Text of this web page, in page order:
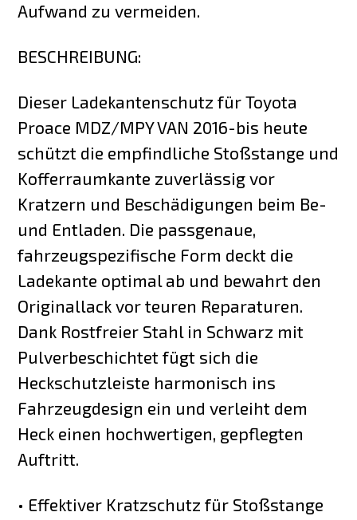
Aufwand zu vermeiden.
BESCHREIBUNG:
Dieser Ladekantenschutz für Toyota
Proace MDZ/MPY VAN 2016-bis heute
schützt die empfindliche Stoßstange und
Kofferraumkante zuverlässig vor
Kratzern und Beschädigungen beim Be-
und Entladen. Die passgenaue,
fahrzeugspezifische Form deckt die
Ladekante optimal ab und bewahrt den
Originallack vor teuren Reparaturen.
Dank Rostfreier Stahl in Schwarz mit
Pulverbeschichtet fügt sich die
Heckschutzleiste harmonisch ins
Fahrzeugdesign ein und verleiht dem
Heck einen hochwertigen, gepflegten
Auftritt.
• Effektiver Kratzschutz für Stoßstange